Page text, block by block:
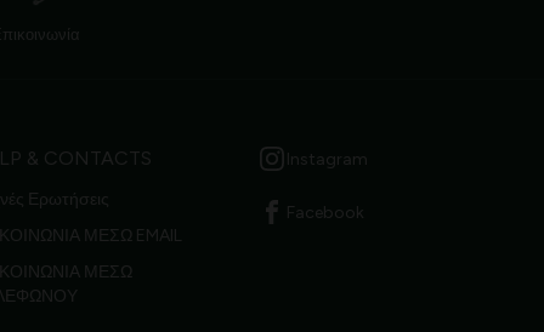
& CONTACTS
Ερωτήσεις
ΜΕΣΩ EMAIL
ΜΕΣΩ
Instagram
Facebook